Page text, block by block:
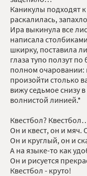
Каникулы подходят
раскалилась,
Ира выкинула все
написала
шкирку, поставила
глаза тупо ползут
полном очаровании:
произойти столько
вижу седьмое снизу
волнистой линией.*
Квестбол?
Он и квест, он и мяч.
Он и круглый, он и
А на языке-то как
Он и рисуется
Квестбол - круто!